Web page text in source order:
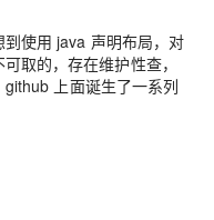
使用 java 声明布局，对
取的，存在维护性查，
上面诞生了一系列